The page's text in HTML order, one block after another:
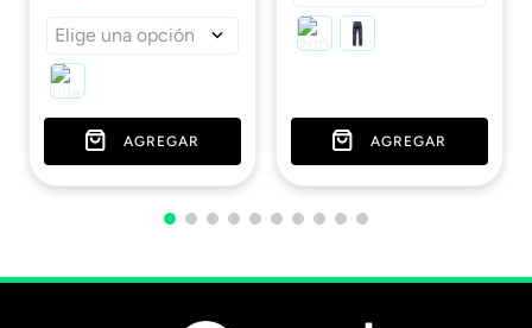
Elige una opción
AGREGAR AGREGAR